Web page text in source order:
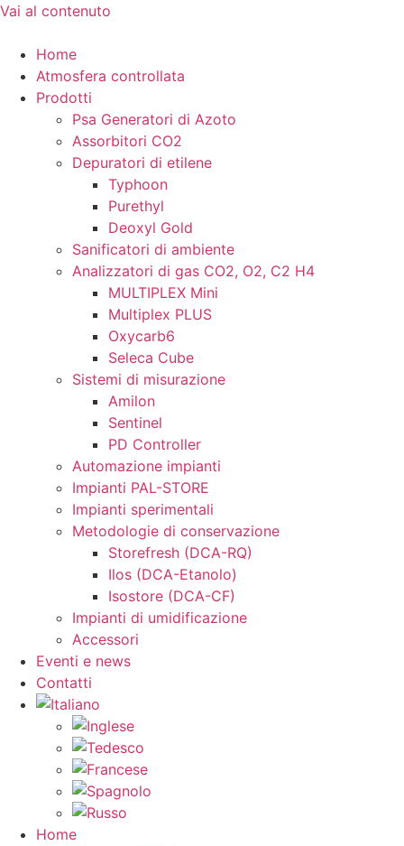
Vai al contenuto
Home
Atmosfera controllata
Prodotti
Psa Generatori di Azoto
Assorbitori CO2
Depuratori di etilene
Typhoon
Purethyl
Deoxyl Gold
Sanificatori di ambiente
Analizzatori di gas CO2, O2, C2 H4
MULTIPLEX Mini
Multiplex PLUS
Oxycarb6
Seleca Cube
Sistemi di misurazione
Amilon
Sentinel
PD Controller
Automazione impianti
Impianti PAL-STORE
Impianti sperimentali
Metodologie di conservazione
Storefresh (DCA-RQ)
Ilos (DCA-Etanolo)
Isostore (DCA-CF)
Impianti di umidificazione
Accessori
Eventi e news
Contatti
Home